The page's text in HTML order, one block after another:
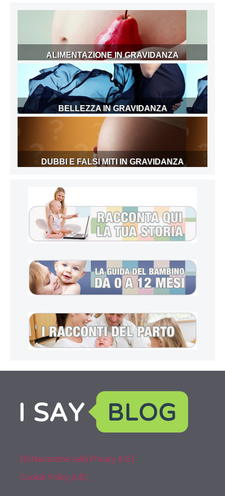
ALIMENTAZIONE IN GRAVIDANZA
BELLEZZA IN GRAVIDANZA
DUBBI E FALSI MITI IN GRAVIDANZA
Dichiarazione sulla Privacy (UE)
Cookie Policy (UE)